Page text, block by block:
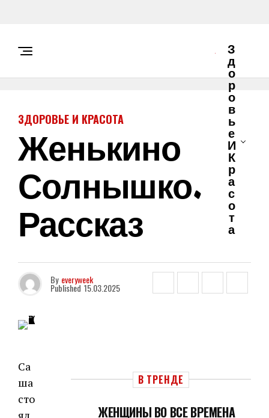
З
Д
О
Р
О
В
Ь
Е
И
К
Р
А
С
О
Т
А
ЗДОРОВЬЕ И КРАСОТА
Женькино
Солнышко.
Рассказ
By everyweek
Published 15.03.2025
Са
ша
сто
ял
В ТРЕНДЕ
ЖЕНЩИНЫ ВО ВСЕ ВРЕМЕНА